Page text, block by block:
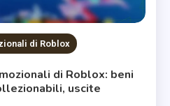
di Roblox
di Roblox: beni
uscite